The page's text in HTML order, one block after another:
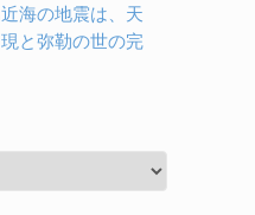
海の地震は、天
と弥勒の世の完